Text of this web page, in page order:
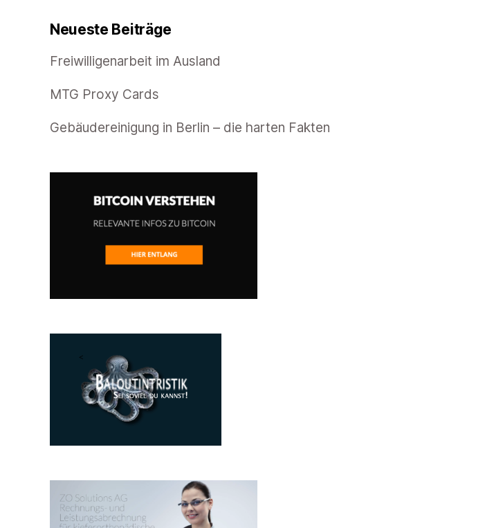
Neueste Beiträge
Freiwilligenarbeit im Ausland
MTG Proxy Cards
Gebäudereinigung in Berlin – die harten Fakten